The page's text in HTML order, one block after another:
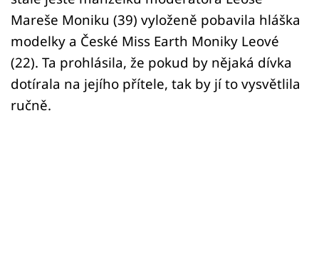
Sledujte nás
Mareše Moniku (39) vyloženě pobavila hláška
modelky a České Miss Earth Moniky Leové
(22). Ta prohlásila, že pokud by nějaká dívka
dotírala na jejího přítele, tak by jí to vysvětlila
ručně.